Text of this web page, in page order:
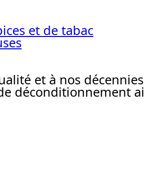
et de tabac
et à nos
déconditionnement